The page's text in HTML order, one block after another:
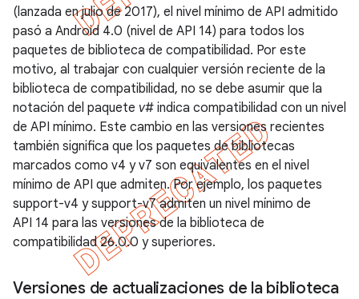
(lanzada en julio de 2017), el nivel mínimo de API admitido
pasó a Android 4.0 (nivel de API 14) para todos los
paquetes de biblioteca de compatibilidad. Por este
motivo, al trabajar con cualquier versión reciente de la
biblioteca de compatibilidad, no se debe asumir que la
notación del paquete v# indica compatibilidad con un nivel
de API mínimo. Este cambio en las versiones recientes
también significa que los paquetes de bibliotecas
marcados como v4 y v7 son equivalentes en el nivel
mínimo de API que admiten. Por ejemplo, los paquetes
support-v4 y support-v7 admiten un nivel mínimo de
API 14 para las versiones de la biblioteca de
compatibilidad 26.0.0 y superiores.
Versiones de actualizaciones de la biblioteca